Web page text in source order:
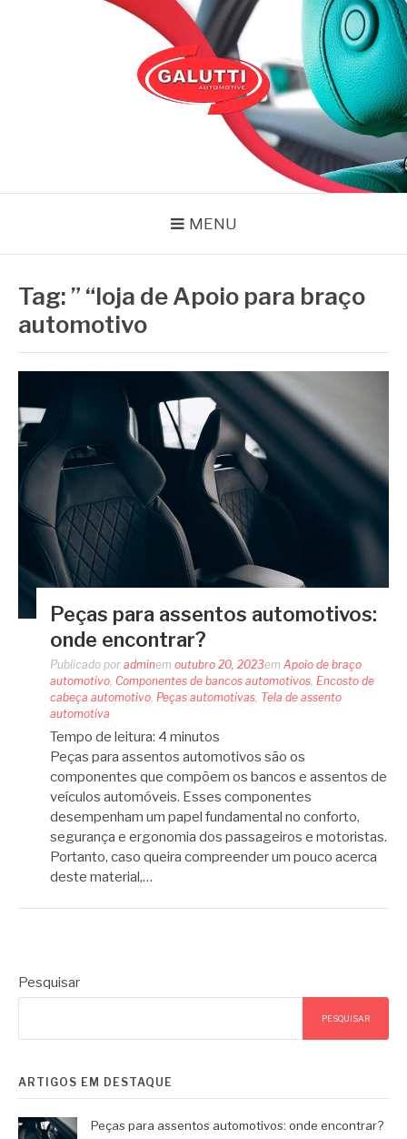
MENU
Tag: ” “loja de Apoio para braço
automotivo
Peças para assentos automotivos:
onde encontrar?
Publicado por adminem outubro 20, 2023em Apoio de braço
automotivo, Componentes de bancos automotivos, Encosto de
cabeça automotivo, Peças automotivas, Tela de assento
automotiva
Tempo de leitura: 4 minutos
Peças para assentos automotivos são os
componentes que compõem os bancos e assentos de
veículos automóveis. Esses componentes
desempenham um papel fundamental no conforto,
segurança e ergonomia dos passageiros e motoristas.
Portanto, caso queira compreender um pouco acerca
deste material,…
Pesquisar
PESQUISAR
ARTIGOS EM DESTAQUE
Peças para assentos automotivos: onde encontrar?